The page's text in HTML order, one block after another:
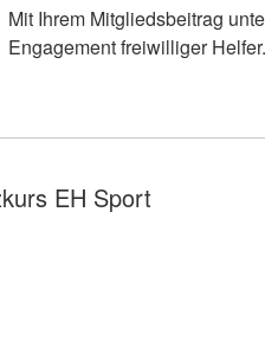
Mit Ihrem Mitgliedsbeitrag
Engagement freiwilliger Helfer.
EH Sport